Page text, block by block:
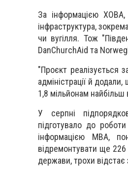
За інформацією
інфраструктура,
чи вугілля. Тож
DanChurchAid та
"Проєкт реалізується
адміністрації й
1,8 мільйонам найбільш
У серпні
підготувало до
інформацією МВА,
відремонтувати ще
держави, трохи